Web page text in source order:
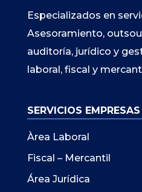
Especializados en
Asesoramiento,
auditoría, jurídico y
laboral, fiscal y
SERVICIOS EMPRESAS
Àrea Laboral
Fiscal – Mercantil
Área Jurídica